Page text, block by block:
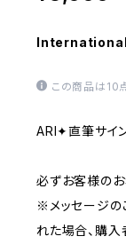
この商品は10
ARI✦直筆サイ
必ずお客様の
※メッセージの
れた場合、購入